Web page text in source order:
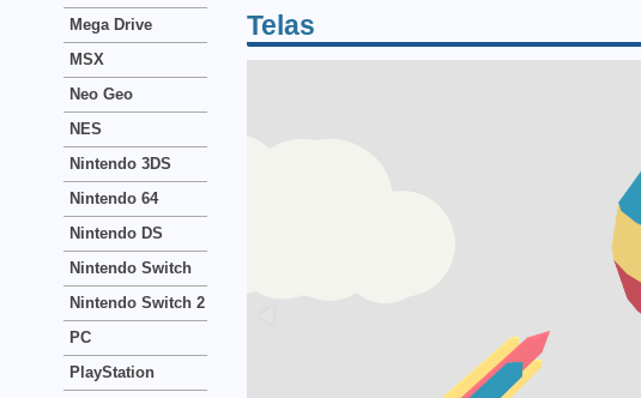
Telas
Mega Drive
MSX
Neo Geo
NES
Nintendo 3DS
Nintendo 64
Nintendo DS
Nintendo Switch
Nintendo Switch 2
PC
PlayStation